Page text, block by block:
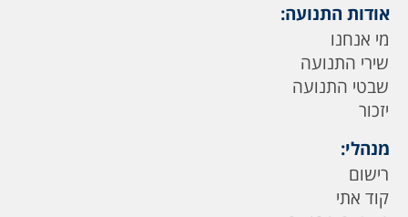
אודות התנועה:
מי אנחנו
שירי התנועה
שבטי התנועה
יזכור
מנהלי:
רישום
קוד אתי